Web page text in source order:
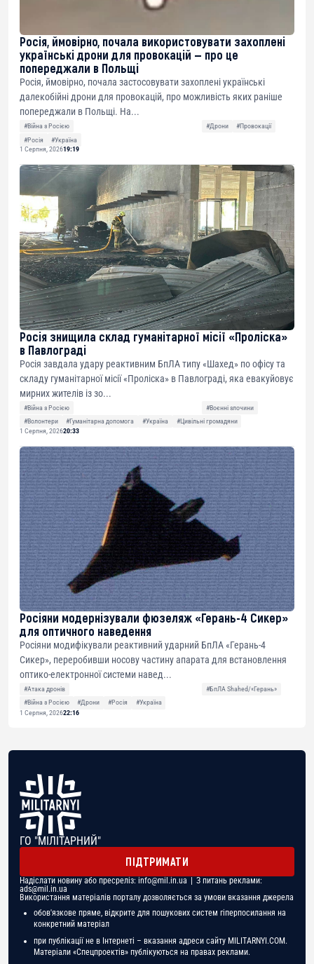
Росія, ймовірно, почала використовувати захоплені
українські дрони для провокацій — про це
попереджали в Польщі
Росія, ймовірно, почала застосовувати захоплені українські
далекобійні дрони для провокацій, про можливість яких раніше
попереджали в Польщі. На...
#Війна з Росією #Дрони
#Провокації
#Росія
#Україна
1 Серпня, 202619:19
Росія знищила склад гуманітарної місії «Проліска»
в Павлограді
Росія завдала удару реактивним БпЛА типу «Шахед» по офісу та
складу гуманітарної місії «Проліска» в Павлограді, яка евакуйовує
мирних жителів із зо...
#Війна з Росією
#Воєнні злочини
#Волонтери
#Гуманітарна допомога #Україна
#Цивільні громадяни
1 Серпня, 202620:33
Росіяни модернізували фюзеляж «Герань-4 Сикер»
для оптичного наведення
Росіяни модифікували реактивний ударний БпЛА «Герань-4
Сикер», переробивши носову частину апарата для встановлення
оптико-електронної системи навед...
#Атака дронів
#БпЛА Shahed/«Герань»
#Війна з Росією
#Дрони #Росія
#Україна
1 Серпня, 202622:16
ГО "МІЛІТАРНИЙ"
ПІДТРИМАТИ
Надіслати новину або пресреліз: info@mil.in.ua | З питань реклами:
ads@mil.in.ua
Використання матеріалів порталу дозволяється за умови вказання джерела
обов'язкове пряме, відкрите для пошукових систем гіперпосилання на
конкретний матеріал
при публікації не в Інтернеті – вказання адреси сайту MILITARNYI.COM.
Матеріали «Спецпроектів» публікуються на правах реклами.